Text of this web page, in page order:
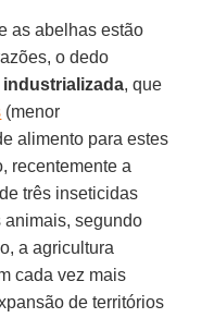
as abelhas estão
o dedo
, que
(menor
alimento para estes
recentemente a
três inseticidas
segundo
a agricultura
cada vez mais
de territórios